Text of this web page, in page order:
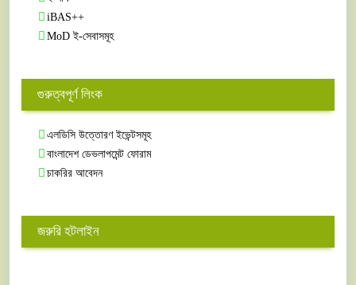
iBAS++
MoD ই-সেবাসমূহ
গুরুত্বপূর্ণ লিংক
এলডিসি উত্তোরণ ইভেন্টসমূহ
বাংলাদেশ ডেভলাপমেন্ট ফোরাম
চাকরির আবেদন
জরুরি হটলাইন